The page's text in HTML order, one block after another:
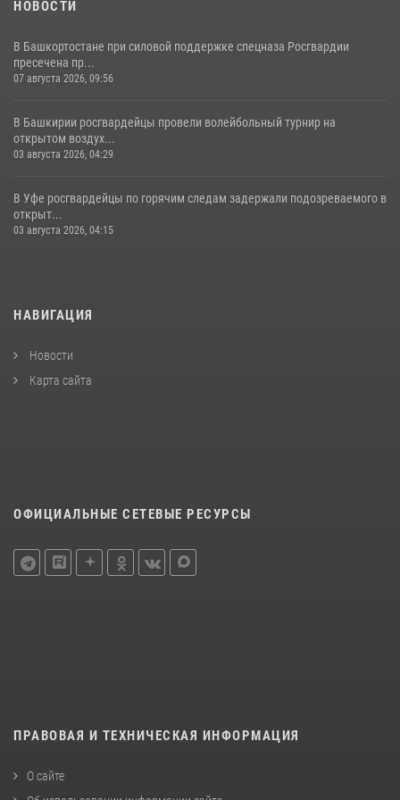
НОВОСТИ
В Башкортостане при силовой поддержке спецназа Росгвардии
пресечена пр...
07 августа 2026, 09:56
В Башкирии росгвардейцы провели волейбольный турнир на
открытом воздух...
03 августа 2026, 04:29
В Уфе росгвардейцы по горячим следам задержали подозреваемого в
открыт...
03 августа 2026, 04:15
НАВИГАЦИЯ
Новости
Карта сайта
ОФИЦИАЛЬНЫЕ СЕТЕВЫЕ РЕСУРСЫ
ПРАВОВАЯ И ТЕХНИЧЕСКАЯ ИНФОРМАЦИЯ
О сайте